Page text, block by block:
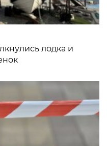
лодка и